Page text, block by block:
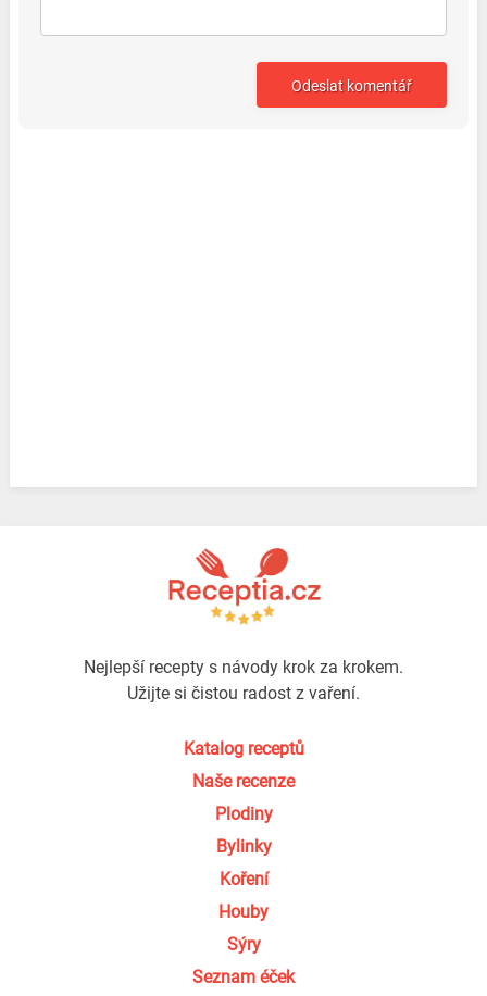
Nejlepší recepty s návody krok za krokem.
Užijte si čistou radost z vaření.
Katalog receptů
Naše recenze
Plodiny
Bylinky
Koření
Houby
Sýry
Seznam éček